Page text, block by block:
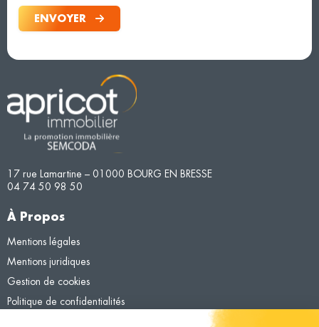
ENVOYER
17 rue Lamartine – 01000 BOURG EN BRESSE
04 74 50 98 50
À Propos
Mentions légales
Mentions juridiques
Gestion de cookies
Politique de confidentialités